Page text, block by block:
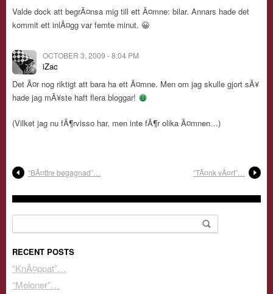
Valde dock att begrÃ¤nsa mig till ett Ã¤mne: bilar. Annars hade det
kommit ett inlÃ¤gg var femte minut. 😀
OCTOBER 3, 2009 - 8:04 PM
iZac
Det Ã¤r nog riktigt att bara ha ett Ã¤mne. Men om jag skulle gjort sÃ¥
hade jag mÃ¥ste haft flera bloggar!
(Vilket jag nu fÃ¶rvisso har, men inte fÃ¶r olika Ã¤mnen…)
“BÃ¤ttre begagnad”… “TÃ¤nk vÃ¤rt”…
RECENT POSTS
“KnÃ¤ppat”…
“Meloner”…